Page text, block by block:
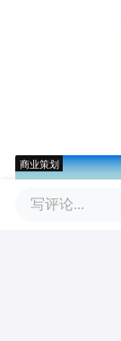
商业策划
写评论...